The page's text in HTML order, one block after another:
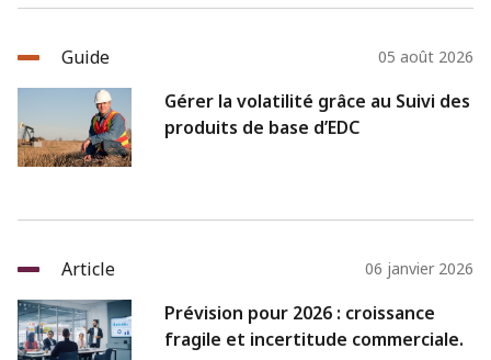
Guide 05 août 2026
Gérer la volatilité grâce au Suivi des
produits de base d’EDC
Article 06 janvier 2026
Prévision pour 2026 : croissance
fragile et incertitude commerciale.